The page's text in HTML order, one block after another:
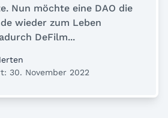
Nun möchte eine DAO die
wieder zum Leben
DeFilm...
30. November 2022